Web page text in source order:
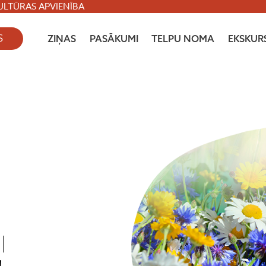
APVIENĪBA
ZIŅAS PASĀKUMI TELPU NOMA